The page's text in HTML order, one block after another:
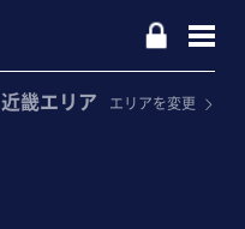
近畿エリア エリアを変更